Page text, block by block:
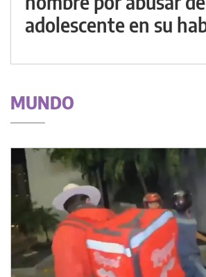
adolescente en su
MUNDO